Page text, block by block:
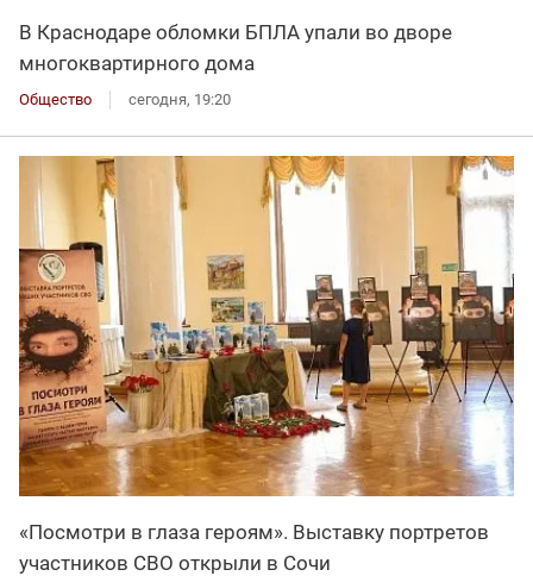
В Краснодаре обломки БПЛА упали во дворе
многоквартирного дома
Общество сегодня, 19:20
«Посмотри в глаза героям». Выставку портретов
участников СВО открыли в Сочи